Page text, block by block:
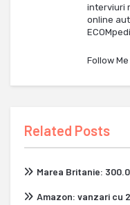
interviuri
online
Follow Me
Related Posts
Marea Britanie:
Amazon: vanzari cu